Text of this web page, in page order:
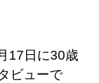
17日に30歳
ビューで